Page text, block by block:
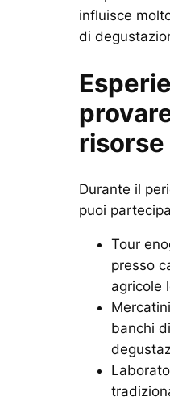
influisce
di
Durante il
puoi
Tour
presso
agricole
banchi